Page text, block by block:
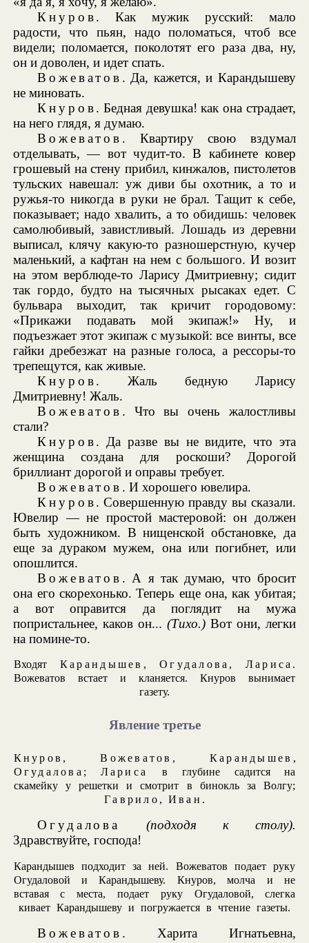
Кнуров. Как мужик русский: мало
радости, что пьян, надо поломаться, чтоб все
видели; поломается, поколотят его раза два, ну,
он и доволен, и идет спать.
Вожеватов . Да, кажется, и Карандышеву
не миновать.
Кнуров. Бедная девушка! как она страдает,
на него глядя, я думаю.
Вожеватов . Квартиру свою вздумал
отделывать, — вот чудит-то. В кабинете ковер
грошевый на стену прибил, кинжалов, пистолетов
тульских навешал: уж диви бы охотник, а то и
ружья-то никогда в руки не брал. Тащит к себе,
показывает; надо хвалить, а то обидишь: человек
самолюбивый, завистливый. Лошадь из деревни
выписал, клячу какую-то разношерстную, кучер
маленький, а кафтан на нем с большого. И возит
на этом верблюде-то Ларису Дмитриевну; сидит
так гордо, будто на тысячных рысаках едет. С
бульвара выходит, так кричит городовому:
«Прикажи подавать мой экипаж!» Ну, и
подъезжает этот экипаж с музыкой: все винты, все
гайки дребезжат на разные голоса, а рессоры-то
трепещутся, как живые.
Кнуров. Жаль бедную Ларису
Дмитриевну! Жаль.
Вожеватов . Что вы очень жалостливы
стали?
Кнуров. Да разве вы не видите, что эта
женщина создана для роскоши? Дорогой
бриллиант дорогой и оправы требует.
Вожеватов . И хорошего ювелира.
Кнуров. Совершенную правду вы сказали.
Ювелир — не простой мастеровой: он должен
быть художником. В нищенской обстановке, да
еще за дураком мужем, она или погибнет, или
опошлится.
Вожеватов . А я так думаю, что бросит
она его скорехонько. Теперь еще она, как убитая;
а вот оправится да поглядит на мужа
попристальнее, каков он... (Тихо.) Вот они, легки
на помине-то.
Входят Карандышев ,Огудалова , Лариса .
Вожеватов встает и кланяется. Кнуров вынимает
газету.
Явление третье
Кнуров ,Вожеватов , Карандышев ,
Огудалова ; Лариса
в глубине садится на
скамейку у решетки и смотрит в бинокль за Волгу;
Гаврило , Иван .
Огудалова
(подходя к столу).
Здравствуйте, господа!
Карандышев подходит за ней. Вожеватов подает руку
Огудаловой и Карандышеву. Кнуров, молча и не
вставая с места, подает руку Огудаловой, слегка
кивает Карандышеву и погружается в чтение газеты.
Вожеватов . Харита Игнатьевна,